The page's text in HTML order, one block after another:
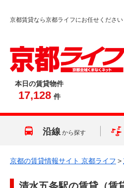
京都賃貸なら京都ライフにお任せくださ
本日の賃貸物件
17,128 件
沿線 から探す
京都の賃貸情報サイト 京都ライフ >